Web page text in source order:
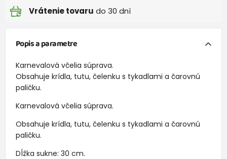
Vrátenie tovaru do 30 dní
Popis a parametre
Karnevalová včelia súprava.
Obsahuje krídla, tutu, čelenku s tykadlami a čarovnú
paličku.
Karnevalová včelia súprava.
Obsahuje krídla, tutu, čelenku s tykadlami a čarovnú
paličku.
Dĺžka sukne: 30 cm.